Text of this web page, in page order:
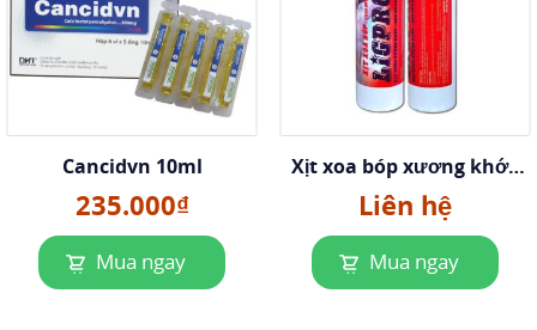
Cancidvn 10ml
235.000₫
Mua ngay
Xịt xoa bóp xương khớp
Ligpro
Liên hệ
Mua ngay